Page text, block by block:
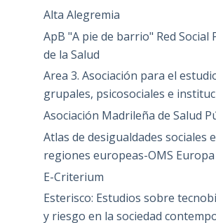
Alta Alegremia
ApB "A pie de barrio" Red Social
de la Salud
Area 3. Asociación para el
grupales, psicosociales e
Asociación Madrileña de Salud
Atlas de desigualdades sociales
regiones europeas-OMS Europa
E-Criterium
Esterisco: Estudios sobre
y riesgo en la sociedad